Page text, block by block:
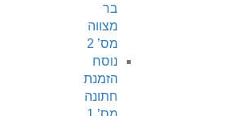
בר
מצווה
מס’ 2
נוסח
הזמנת
חתונה